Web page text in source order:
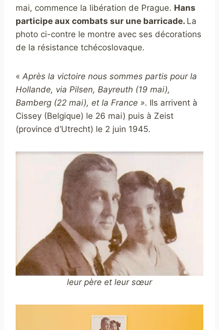
mai, commence la libération de Prague. Hans
participe aux combats sur une barricade. La
photo ci-contre le montre avec ses décorations
de la résistance tchécoslovaque.
« Après la victoire nous sommes partis pour la
Hollande, via Pilsen, Bayreuth (19 mai),
Bamberg (22 mai), et la France ». Ils arrivent à
Cissey (Belgique) le 26 mai) puis à Zeist
(province d’Utrecht) le 2 juin 1945.
leur père et leur sœur